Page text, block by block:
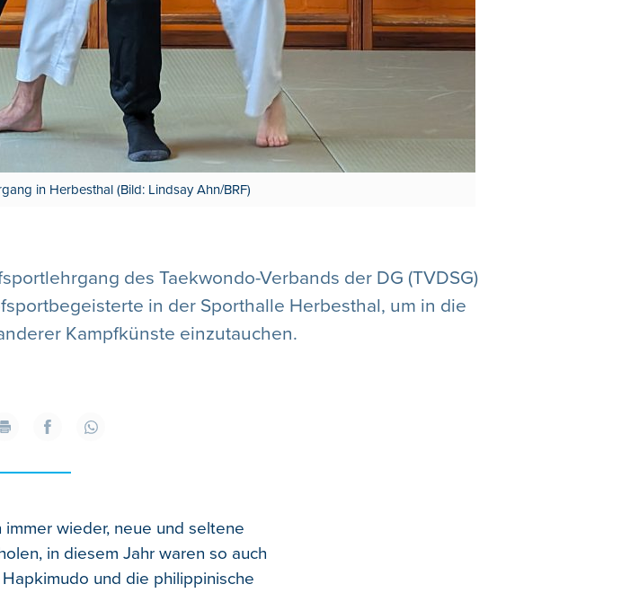
in Herbesthal (Bild: Lindsay Ahn/BRF)
des Taekwondo-Verbands der DG (TVDSG)
in der Sporthalle Herbesthal, um in die
Kampfkünste einzutauchen.
wieder, neue und seltene
in diesem Jahr waren so auch
und die philippinische